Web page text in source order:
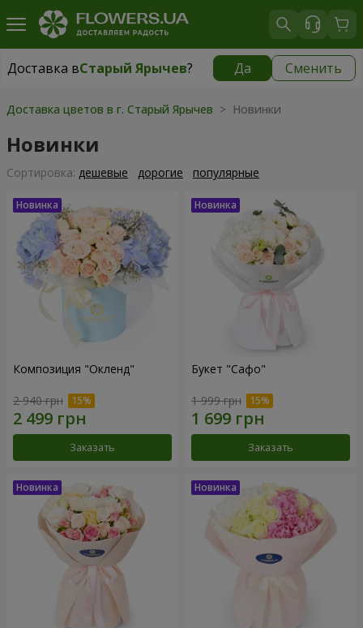
Доставка вСтарый Ярычев? Да Сменить
Доставка вСтарый Ярычев|бесплатно
Доставка цветов в г. Старый Ярычев > Новинки
Новинки
Cортировка: дешевые дорогие популярные
Композиция "Окленд"
2 940 грн
Заказать
Букет "Сафо"
1 999 грн
Заказать